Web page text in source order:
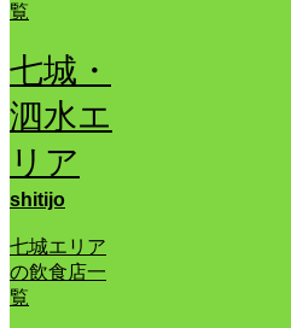
覧
七城・
泗水エ
リア
shitijo
七城エリア
の飲食店一
覧